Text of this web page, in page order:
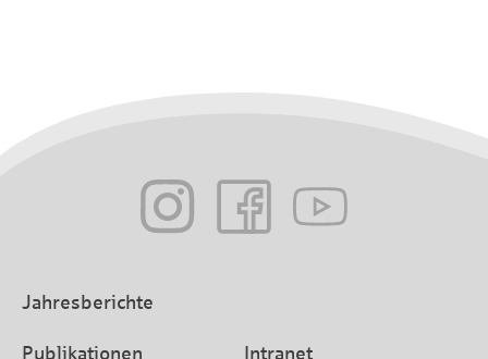
Jahresberichte
Publikationen Intranet